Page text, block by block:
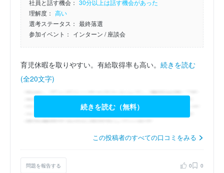
社員と話す機会： 30分以上は話す機会があった
理解度： 高い
選考ステータス： 最終落選
参加イベント： インターン / 座談会
育児休暇を取りやすい。有給取得率も高い。 続きを読む
(全20文字)
続きを読む（無料）
この投稿者のすべての口コミをみる
問題を報告する 0 0